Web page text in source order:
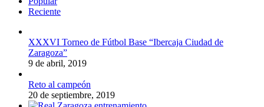
Reciente
XXXVI Torneo de Fútbol Base “Ibercaja Ciudad de
Zaragoza”
9 de abril, 2019
Reto al campeón
20 de septiembre, 2019